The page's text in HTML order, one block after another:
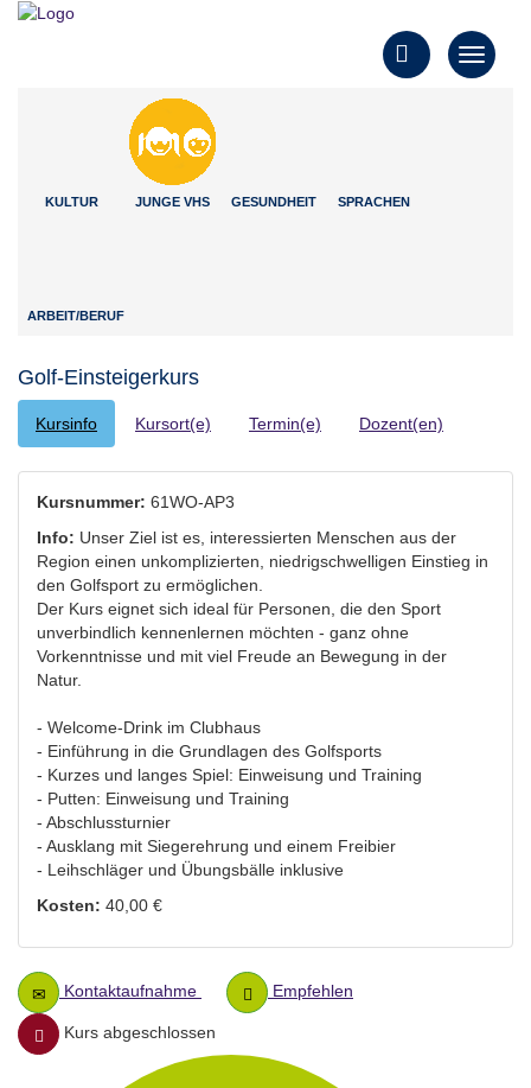
Toggle
Toggle
KULTUR JUNGE VHS GESUNDHEIT SPRACHEN
ARBEIT/BERUF
Golf-Einsteigerkurs
Kursinfo Kursort(e) Termin(e) Dozent(en)
Kursnummer: 61WO-AP3
Info: Unser Ziel ist es, interessierten Menschen aus der
Region einen unkomplizierten, niedrigschwelligen Einstieg in
den Golfsport zu ermöglichen.
Der Kurs eignet sich ideal für Personen, die den Sport
unverbindlich kennenlernen möchten - ganz ohne
Vorkenntnisse und mit viel Freude an Bewegung in der
Natur.
- Welcome-Drink im Clubhaus
- Einführung in die Grundlagen des Golfsports
- Kurzes und langes Spiel: Einweisung und Training
- Putten: Einweisung und Training
- Abschlussturnier
- Ausklang mit Siegerehrung und einem Freibier
- Leihschläger und Übungsbälle inklusive
Kosten: 40,00 €
Kontaktaufnahme Empfehlen
Kurs abgeschlossen